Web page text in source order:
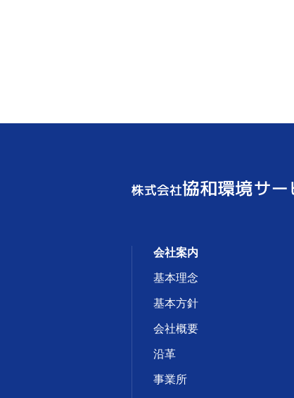
会社案内
基本理念
基本方針
会社概要
沿革
事業所